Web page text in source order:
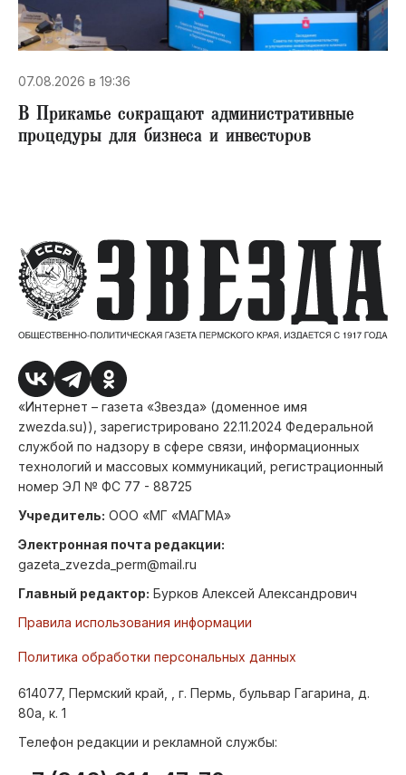
07.08.2026 в 19:36
В Прикамье сокращают административные
процедуры для бизнеса и инвесторов
«Интернет – газета «Звезда» (доменное имя
zwezda.su)), зарегистрировано 22.11.2024 Федеральной
службой по надзору в сфере связи, информационных
технологий и массовых коммуникаций, регистрационный
номер ЭЛ № ФС 77 - 88725
Учредитель: ООО «МГ «МАГМА»
Электронная почта редакции:
gazeta_zvezda_perm@mail.ru
Главный редактор: Бурков Алексей Александрович
Правила использования информации
Политика обработки персональных данных
614077, Пермский край, , г. Пермь, бульвар Гагарина, д.
80а, к. 1
Телефон редакции и рекламной службы: